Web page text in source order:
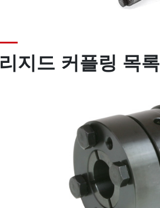
리지드 커플링 목록